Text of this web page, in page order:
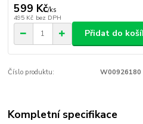
599 Kč/ks
495 Kč bez DPH
Přidat do
Číslo produktu: W00926180
Kompletní specifikace